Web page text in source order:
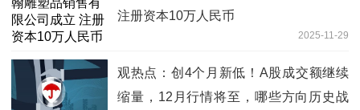
注册资本10万人民币
2025-11-29
观热点：创4个月新低！A股成交额继续
缩量，12月行情将至，哪些方向历史战